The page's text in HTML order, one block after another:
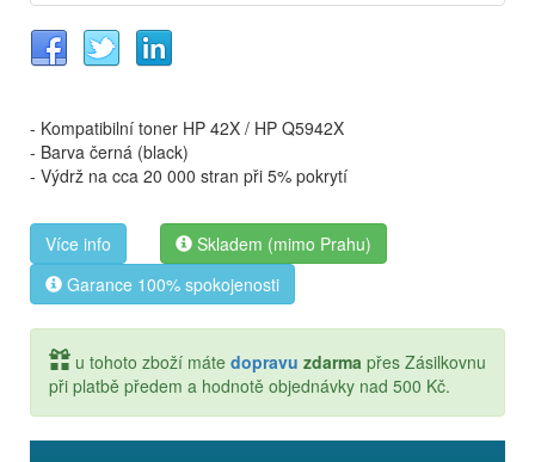
- Kompatibilní toner HP 42X / HP Q5942X
- Barva černá (black)
- Výdrž na cca 20 000 stran při 5% pokrytí
Více info
Skladem (mimo Prahu)
Garance 100% spokojenosti
u tohoto zboží máte dopravu zdarma přes Zásilkovnu
při platbě předem a hodnotě objednávky nad 500 Kč.